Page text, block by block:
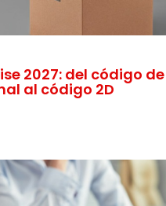
2027: del código
al código 2D